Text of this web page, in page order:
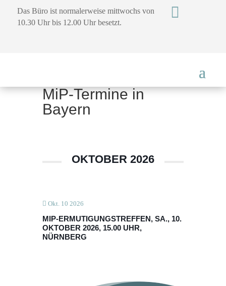
Das Büro ist normalerweise mittwochs von
10.30 Uhr bis 12.00 Uhr besetzt.

MiP-Termine in
Bayern
OKTOBER 2026
Okt. 10 2026
MIP-ERMUTIGUNGSTREFFEN, SA., 10.
OKTOBER 2026, 15.00 UHR,
NÜRNBERG